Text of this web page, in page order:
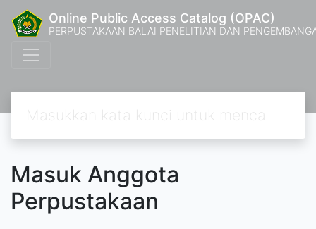
Online Public Access Catalog (OPAC)
PERPUSTAKAAN BALAI PENELITIAN DAN
Masuk Anggota
Perpustakaan